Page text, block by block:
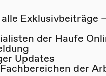
Exklusivbeiträge
der Haufe
Updates
der